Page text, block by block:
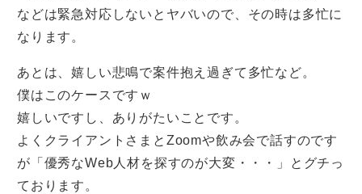
などは緊急対応しないとヤバいので、その時は多忙に
なります。
あとは、嬉しい悲鳴で案件抱え過ぎて多忙など。
僕はこのケースですｗ
嬉しいですし、ありがたいことです。
よくクライアントさまとZoomや飲み会で話すのです
が「優秀なWeb人材を探すのが大変・・・」とグチっ
ております。